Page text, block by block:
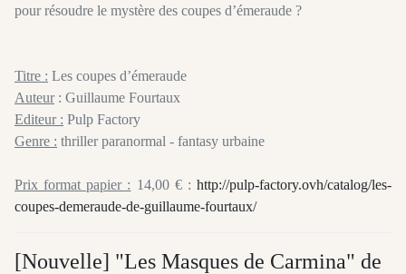
pour résoudre le mystère des coupes d’émeraude ?
Titre : Les coupes d’émeraude
Auteur: Guillaume Fourtaux
Editeur : Pulp Factory
Genre : thriller paranormal - fantasy urbaine
Prix format papier : 14,00 € :http://pulp-factory.ovh/catalog/les-
coupes-demeraude-de-guillaume-fourtaux/
[Nouvelle] "Les Masques de Carmina" de